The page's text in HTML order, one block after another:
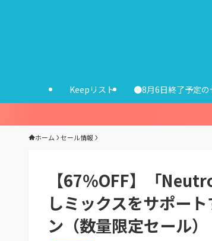
Keepリスト ●8月6日終了予定の
ホーム セール情報
【67％OFF】「
しミックスをサポー
ン（数量限定セール）